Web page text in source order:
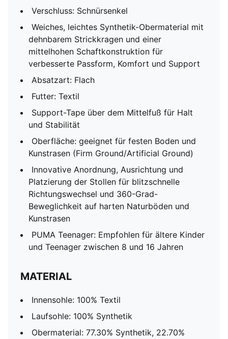
Verschluss: Schnürsenkel
Weiches, leichtes Synthetik-Obermaterial mit
dehnbarem Strickkragen und einer
mittelhohen Schaftkonstruktion für
verbesserte Passform, Komfort und Support
Absatzart: Flach
Futter: Textil
Support-Tape über dem Mittelfuß für Halt
und Stabilität
Oberfläche: geeignet für festen Boden und
Kunstrasen (Firm Ground/Artificial Ground)
Innovative Anordnung, Ausrichtung und
Platzierung der Stollen für blitzschnelle
Richtungswechsel und 360-Grad-
Beweglichkeit auf harten Naturböden und
Kunstrasen
PUMA Teenager: Empfohlen für ältere Kinder
und Teenager zwischen 8 und 16 Jahren
MATERIAL
Innensohle: 100% Textil
Laufsohle: 100% Synthetik
Obermaterial: 77.30% Synthetik, 22.70%